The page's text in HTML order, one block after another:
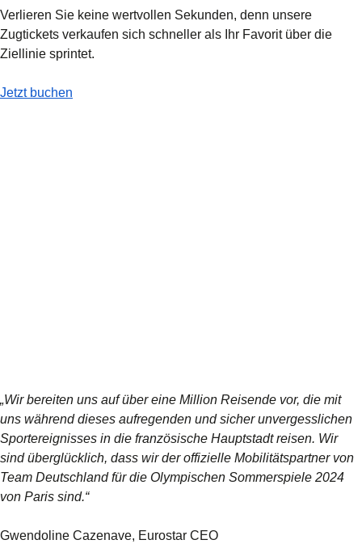
Verlieren Sie keine wertvollen Sekunden, denn unsere
Zugtickets verkaufen sich schneller als Ihr Favorit über die
Ziellinie sprintet.
Jetzt buchen
-Buchen Sie jetzt Ihre Zugtickets zu den Sommerspielen
„Wir bereiten uns auf über eine Million Reisende vor, die mit
uns während dieses aufregenden und sicher unvergesslichen
Sportereignisses in die französische Hauptstadt reisen. Wir
sind überglücklich, dass wir der offizielle Mobilitätspartner von
Team Deutschland für die Olympischen Sommerspiele 2024
von Paris sind.“
Gwendoline Cazenave, Eurostar CEO